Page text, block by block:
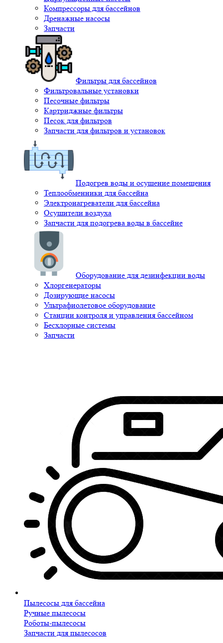
Компрессоры для бассейнов
Дренажные насосы
Запчасти
Фильтры для бассейнов
Фильтровальные установки
Песочные фильтры
Картриджные фильтры
Песок для фильтров
Запчасти для фильтров и установок
Подогрев воды и осушение помещения
Теплообменники для бассейна
Электронагреватели для бассейна
Осушители воздуха
Запчасти для подогрева воды в бассейне
Оборудование для дезинфекции воды
Хлоргенераторы
Дозирующие насосы
Ультрафиолетовое оборудование
Станции контроля и управления бассейном
Бесхлорные системы
Запчасти
Пылесосы для бассейна
Ручные пылесосы
Роботы-пылесосы
Запчасти для пылесосов